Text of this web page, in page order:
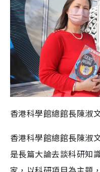
香港科學館總館長陳淑
香港科學館總館長陳淑
是長篇大論去談科研知